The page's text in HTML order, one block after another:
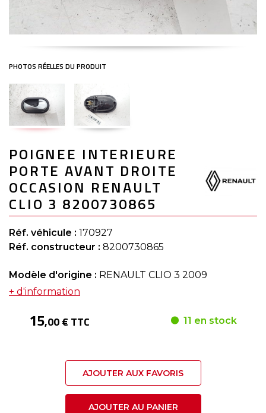
to
the
beginning
of
the
images
gallery
POIGNEE INTERIEURE
PORTE AVANT DROITE
OCCASION RENAULT
CLIO 3 8200730865
Réf. véhicule : 170927
Réf. constructeur : 8200730865
Modèle d'origine : RENAULT CLIO 3 2009
+ d'information
15,00 € TTC 11 en stock
AJOUTER AUX FAVORIS
AJOUTER AU PANIER